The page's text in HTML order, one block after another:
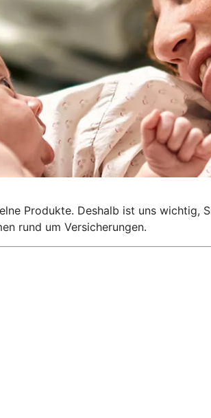
Produkte. Deshalb ist uns wichtig,
rund um Versicherungen.